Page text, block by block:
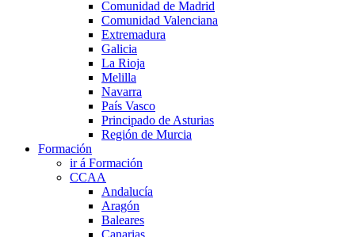
Comunidad de Madrid
Comunidad Valenciana
Extremadura
Galicia
La Rioja
Melilla
Navarra
País Vasco
Principado de Asturias
Región de Murcia
Formación
ir á Formación
CCAA
Andalucía
Aragón
Baleares
Canarias